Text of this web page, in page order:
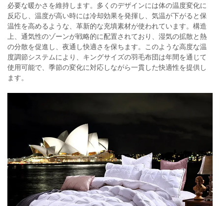
必要な暖かさを維持します。多くのデザインには体の温度変化に
反応し、温度が高い時には冷却効果を発揮し、気温が下がると保
温性を高めるような、革新的な充填素材が使われています。構造
上、通気性のゾーンが戦略的に配置されており、湿気の拡散と熱
の分散を促進し、夜通し快適さを保ちます。このような高度な温
度調節システムにより、キングサイズの羽毛布団は年間を通じて
使用可能で、季節の変化に対応しながら一貫した快適性を提供し
ます。